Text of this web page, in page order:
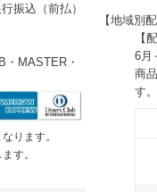
振込（前払）
・MASTER・
ります。
す。
【地域別
【
6月
商
す。